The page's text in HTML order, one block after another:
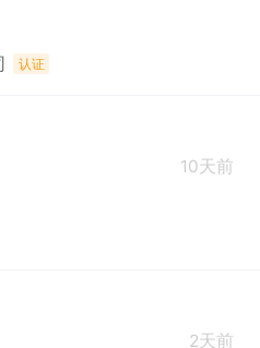
认证
10天前
2天前